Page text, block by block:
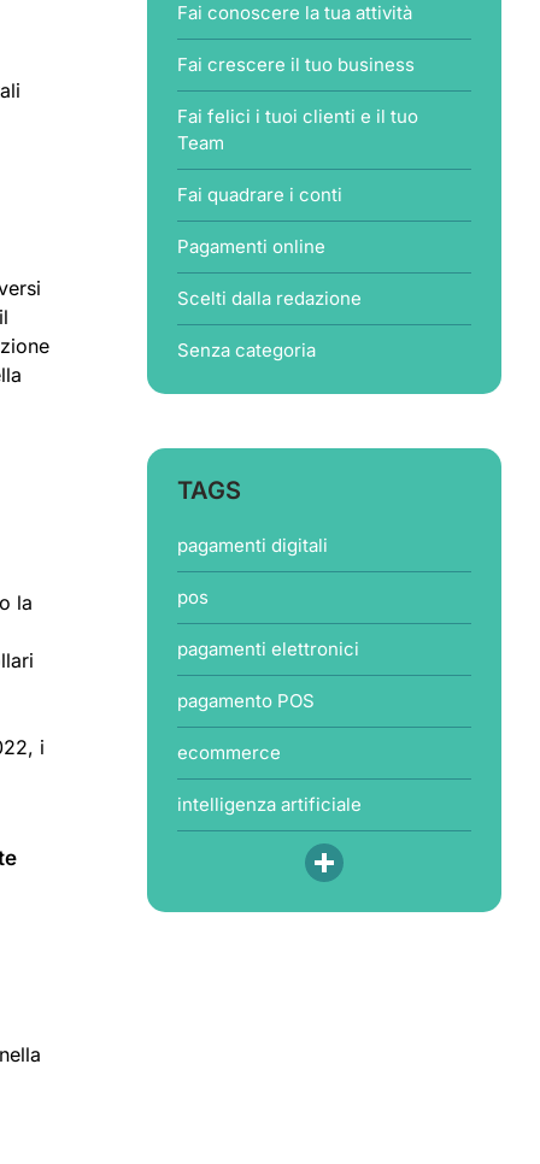
la
i
Fai conoscere la tua attività
Fai crescere il tuo business
Fai felici i tuoi clienti e il tuo
Team
Fai quadrare i conti
Pagamenti online
Scelti dalla redazione
Senza categoria
TAGS
pagamenti digitali
pos
pagamenti elettronici
pagamento POS
ecommerce
intelligenza artificiale